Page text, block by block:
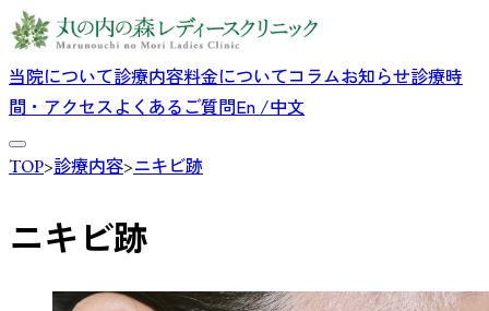
当院について診療内容料金についてコラムお知らせ診療時
間・アクセスよくあるご質問En /中文
TOP>診療内容>ニキビ跡
ニキビ跡